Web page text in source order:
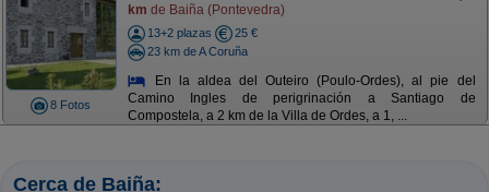
8 Fotos
km de Baiña (Pontevedra)
13+2 plazas
25 €
23 km de A Coruña
En la aldea del Outeiro (Poulo-Ordes), al pie del
Camino Ingles de perigrinación a Santiago de
Compostela, a 2 km de la Villa de Ordes, a 1, ...
Cerca de Baiña: